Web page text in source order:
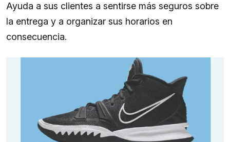
Ayuda a sus clientes a sentirse más seguros sobre
la entrega y a organizar sus horarios en
consecuencia.